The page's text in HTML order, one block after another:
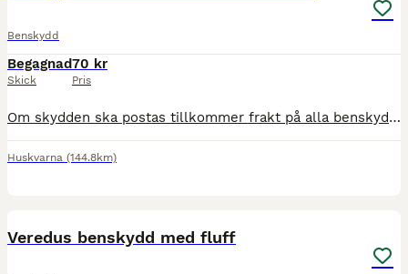
Benskydd
Begagnad
Skick
70 kr
Pris
Om skydden ska postas tillkommer frakt på alla benskydd! Bild 1 & 2 fairfield basic senskydd storlek Cob använda men i fint skick, tänker mig 70 kr eller bud Bild 3 & 4 Haglunds strykkappor strl cob
Huskvarna (144.8km)
Veredus benskydd med fluff